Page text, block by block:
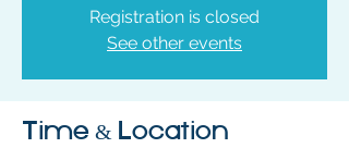
Registration is closed
See other events
Time & Location